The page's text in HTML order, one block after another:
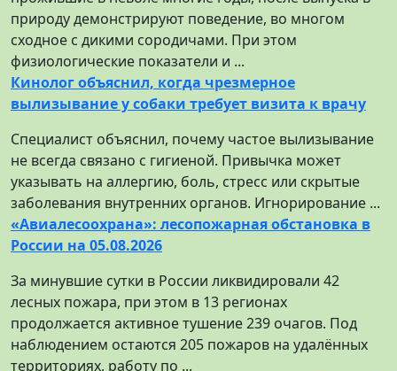
природу демонстрируют поведение, во многом
сходное с дикими сородичами. При этом
физиологические показатели и ...
Кинолог объяснил, когда чрезмерное
вылизывание у собаки требует визита к врачу
Специалист объяснил, почему частое вылизывание
не всегда связано с гигиеной. Привычка может
указывать на аллергию, боль, стресс или скрытые
заболевания внутренних органов. Игнорирование ...
«Авиалесоохрана»: лесопожарная обстановка в
России на 05.08.2026
За минувшие сутки в России ликвидировали 42
лесных пожара, при этом в 13 регионах
продолжается активное тушение 239 очагов. Под
наблюдением остаются 205 пожаров на удалённых
территориях, работу по ...